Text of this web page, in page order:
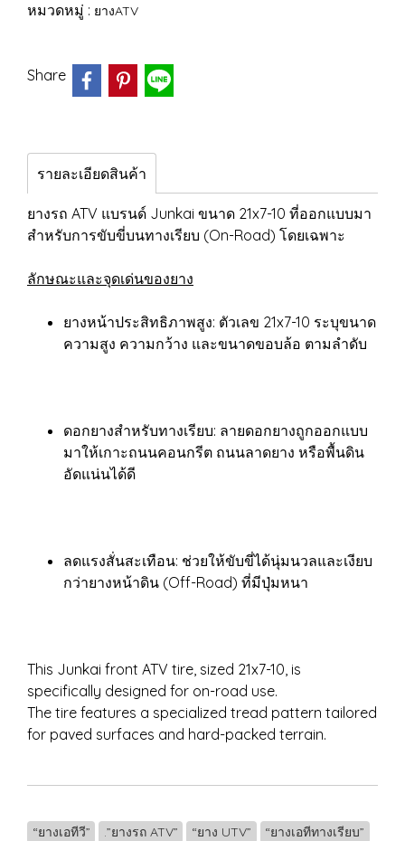
หมวดหมู่ : ยางATV
Share
รายละเอียดสินค้า
ยางรถ ATV แบรนด์ Junkai ขนาด 21x7-10 ที่ออกแบบมา
สำหรับการขับขี่บนทางเรียบ (On-Road) โดยเฉพาะ
ลักษณะและจุดเด่นของยาง
ยางหน้าประสิทธิภาพสูง: ตัวเลข 21x7-10 ระบุขนาด
ความสูง ความกว้าง และขนาดขอบล้อ ตามลำดับ
ดอกยางสำหรับทางเรียบ: ลายดอกยางถูกออกแบบ
มาให้เกาะถนนคอนกรีต ถนนลาดยาง หรือพื้นดิน
อัดแน่นได้ดี
ลดแรงสั่นสะเทือน: ช่วยให้ขับขี่ได้นุ่มนวลและเงียบ
กว่ายางหน้าดิน (Off-Road) ที่มีปุ่มหนา
This Junkai front ATV tire, sized 21x7-10, is
specifically designed for on-road use.
The tire features a specialized tread pattern tailored
for paved surfaces and hard-packed terrain.
“ยางเอทีวี” .”ยางรถ ATV” “ยาง UTV” “ยางเอทีทางเรียบ”